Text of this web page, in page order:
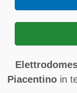
Piacentino in